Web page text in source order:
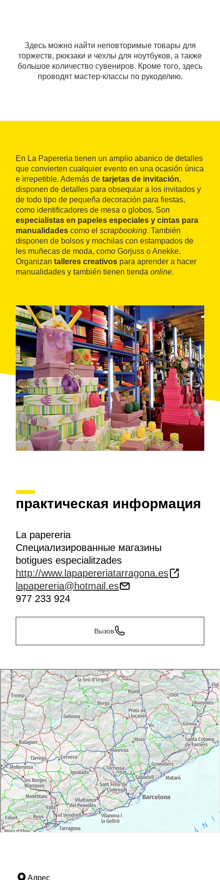
Здесь можно найти неповторимые товары для
торжеств, рюкзаки и чехлы для ноутбуков, а также
большое количество сувениров. Кроме того, здесь
проводят мастер-классы по рукоделию.
En La Papereria tienen un amplio abanico de detalles
que convierten cualquier evento en una ocasión única
e irrepetible. Además de tarjetas de invitación,
disponen de detalles para obsequiar a los invitados y
de todo tipo de pequeña decoración para fiestas,
como identificadores de mesa o globos. Son
especialistas en papeles especiales y cintas para
manualidades como el scrapbooking. También
disponen de bolsos y mochilas con estampados de
les muñecas de moda, como Gorjuss o Anekke.
Organizan talleres creativos para aprender a hacer
manualidades y también tienen tienda online.
практическая информация
La papereria
Специализированные магазины
botigues especialitzades
http://www.lapapereriatarragona.es
lapapereria@hotmail.es
977 233 924
Вызов
Адрес